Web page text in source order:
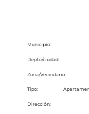
Municipio:
Depto/ciudad:
Zona/Vecindario:
Tipo:
Dirección;